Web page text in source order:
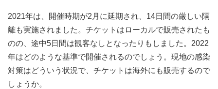
2021年は、開催時期が2月に延期され、14日間の厳しい隔
離も実施されました。チケットはローカルで販売されたも
のの、途中5日間は観客なしとなったりもしました。2022
年はどのような基準で開催されるのでしょう。現地の感染
対策はどういう状況で、チケットは海外にも販売するので
しょうか。